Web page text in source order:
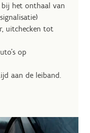
bij het onthaal van
uitchecken tot
op
aan de leiband.